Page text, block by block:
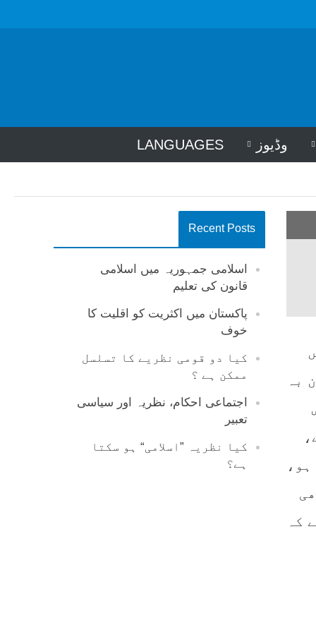
وڈیوز LANGUAGES
Recent Posts
اسلامی جمہوریہ میں اسلامی
قانون کی تعلیم
پاکستان میں اکثریت کو اقلیت کا
خوف
کیا دو قومی نظریے کا تسلسل
ممکن ہے ؟
اجتماعی احکام، نظریہ اور سیاسی
تعبیر
کیا نظریہ ”اسلامی“ ہو سکتا
ہے؟
بہ
کہ